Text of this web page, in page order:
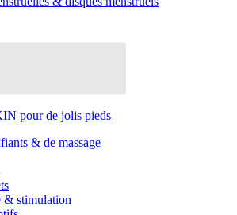
pour de jolis pieds
& de massage
& stimulation